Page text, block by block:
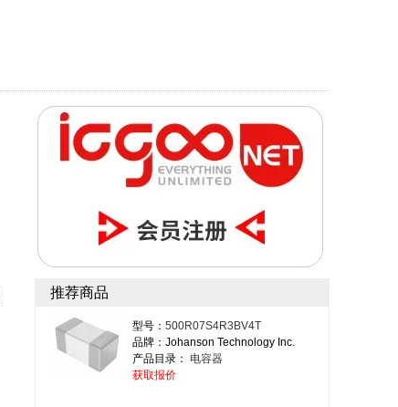
推荐商品
型号： 500R07S4R3BV4T
品牌：Johanson Technology Inc.
产品目录： 电容器
获取报价